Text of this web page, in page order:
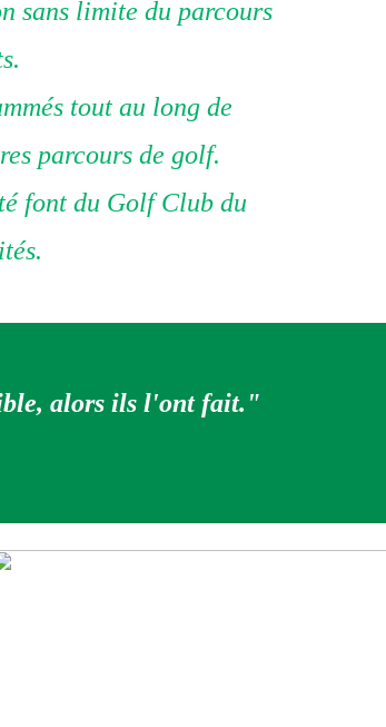
sans limite du parcours
tout au long de
parcours de golf.
font du Golf Club du
alors ils l'ont fait."